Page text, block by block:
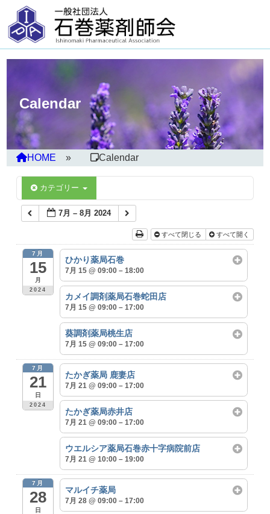
Calendar
HOME Calendar
カテゴリー
7月 – 8月 2024
すべて閉じる すべて開く
7月
15
月
2024
ひかり薬局石巻
7月 15 @ 09:00 – 18:00
カメイ調剤薬局石巻蛇田店
7月 15 @ 09:00 – 17:00
葵調剤薬局桃生店
7月 15 @ 09:00 – 17:00
7月
21
日
2024
たかぎ薬局 鹿妻店
7月 21 @ 09:00 – 17:00
たかぎ薬局赤井店
7月 21 @ 09:00 – 17:00
ウエルシア薬局石巻赤十字病院前店
7月 21 @ 10:00 – 19:00
7月
28
日
マルイチ薬局
7月 28 @ 09:00 – 17:00